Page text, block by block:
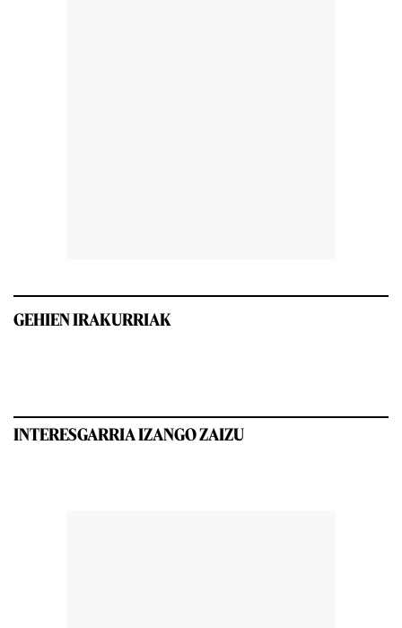
GEHIEN IRAKURRIAK
INTERESGARRIA IZANGO ZAIZU